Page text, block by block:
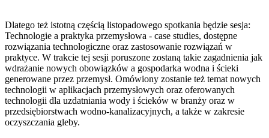
Dlatego też istotną częścią listopadowego spotkania będzie sesja:
Technologie a praktyka przemysłowa - case studies, dostępne
rozwiązania technologiczne oraz zastosowanie rozwiązań w
praktyce. W trakcie tej sesji poruszone zostaną takie zagadnienia jak
wdrażanie nowych obowiązków a gospodarka wodna i ścieki
generowane przez przemysł. Omówiony zostanie też temat nowych
technologii w aplikacjach przemysłowych oraz oferowanych
technologii dla uzdatniania wody i ścieków w branży oraz w
przedsiębiorstwach wodno-kanalizacyjnych, a także w zakresie
oczyszczania gleby.